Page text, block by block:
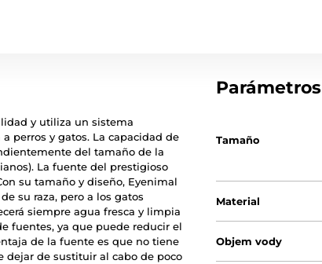
y utiliza un sistema
perros y gatos. La capacidad de
del tamaño de la
La fuente del prestigioso
su tamaño y diseño, Eyenimal
su raza, pero a los gatos
siempre agua fresca y limpia
fuentes, ya que puede reducir el
de la fuente es que no tiene
dejar de sustituir al cabo de poco
Parámetros
Tamaño
Material
Objem vody